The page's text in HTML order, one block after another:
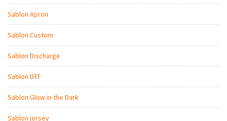
Sablon Apron
Sablon Custom
Sablon Discharge
Sablon DTF
Sablon Glow in the Dark
Sablon jersey